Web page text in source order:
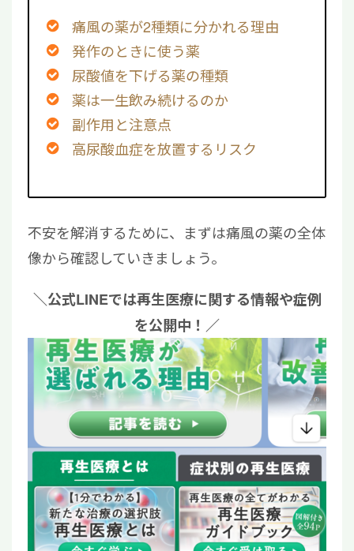
痛風の薬が2種類に分かれる理由
発作のときに使う薬
尿酸値を下げる薬の種類
薬は一生飲み続けるのか
副作用と注意点
高尿酸血症を放置するリスク
不安を解消するために、まずは痛風の薬の全体
像から確認していきましょう。
＼公式LINEでは再生医療に関する情報や症例
を公開中！／